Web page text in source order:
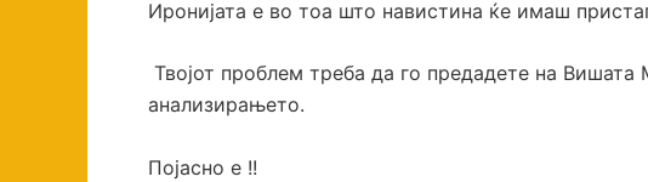
Иронијата е во тоа што навистина ќе имаш
Твојот проблем треба да го предадете на Вишата
анализирањето.
Појасно е !!